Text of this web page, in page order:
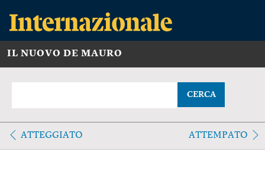
IL NUOVO DE MAURO
CERCA
ATTEGGIATO ATTEMPATO